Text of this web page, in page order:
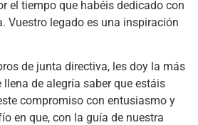
el tiempo que habéis dedicado con
Vuestro legado es una inspiración
de junta directiva, les doy la más
de alegría saber que estáis
compromiso con entusiasmo y
en que, con la guía de nuestra